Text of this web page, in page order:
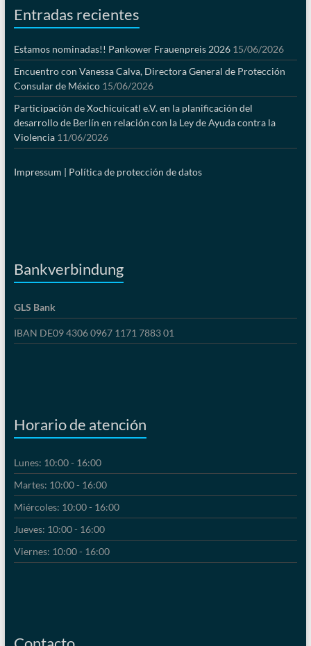
Entradas recientes
Estamos nominadas!! Pankower Frauenpreis 2026 15/06/2026
Encuentro con Vanessa Calva, Directora General de Protección
Consular de México 15/06/2026
Participación de Xochicuicatl e.V. en la planificación del
desarrollo de Berlín en relación con la Ley de Ayuda contra la
Violencia 11/06/2026
Impressum | Política de protección de datos
Bankverbindung
GLS Bank
IBAN DE09 4306 0967 1171 7883 01
Horario de atención
Lunes: 10:00 - 16:00
Martes: 10:00 - 16:00
Miércoles: 10:00 - 16:00
Jueves: 10:00 - 16:00
Viernes: 10:00 - 16:00